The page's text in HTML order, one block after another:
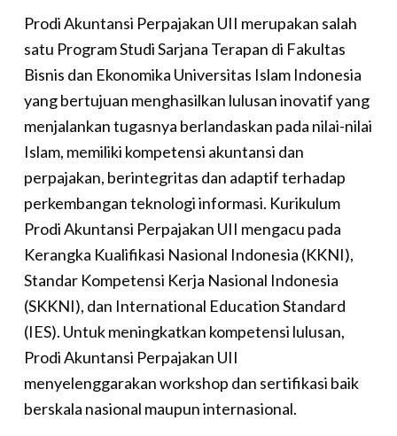
Prodi Akuntansi Perpajakan UII merupakan salah
satu Program Studi Sarjana Terapan di Fakultas
Bisnis dan Ekonomika Universitas Islam Indonesia
yang bertujuan menghasilkan lulusan inovatif yang
menjalankan tugasnya berlandaskan pada nilai-nilai
Islam, memiliki kompetensi akuntansi dan
perpajakan, berintegritas dan adaptif terhadap
perkembangan teknologi informasi. Kurikulum
Prodi Akuntansi Perpajakan UII mengacu pada
Kerangka Kualifikasi Nasional Indonesia (KKNI),
Standar Kompetensi Kerja Nasional Indonesia
(SKKNI), dan International Education Standard
(IES). Untuk meningkatkan kompetensi lulusan,
Prodi Akuntansi Perpajakan UII
menyelenggarakan workshop dan sertifikasi baik
berskala nasional maupun internasional.